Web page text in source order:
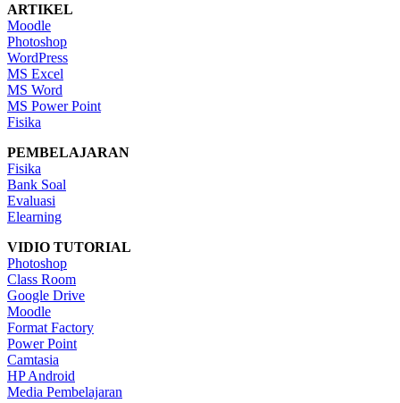
ARTIKEL
Moodle
Photoshop
WordPress
MS Excel
MS Word
MS Power Point
Fisika
PEMBELAJARAN
Fisika
Bank Soal
Evaluasi
Elearning
VIDIO TUTORIAL
Photoshop
Class Room
Google Drive
Moodle
Format Factory
Power Point
Camtasia
HP Android
Media Pembelajaran